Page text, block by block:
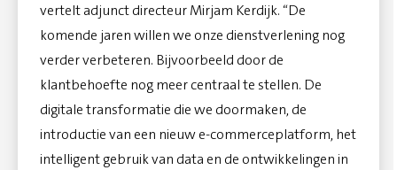
vertelt adjunct directeur Mirjam Kerdijk. “De
komende jaren willen we onze dienstverlening nog
verder verbeteren. Bijvoorbeeld door de
klantbehoefte nog meer centraal te stellen. De
digitale transformatie die we doormaken, de
introductie van een nieuw e-commerceplatform, het
intelligent gebruik van data en de ontwikkelingen in